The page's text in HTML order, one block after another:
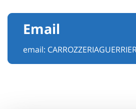
Email
email: